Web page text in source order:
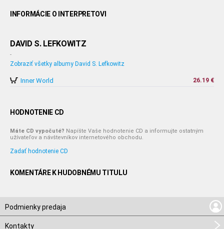
INFORMÁCIE O INTERPRETOVI
DAVID S. LEFKOWITZ
-
Zobraziť všetky albumy David S. Lefkowitz
Inner World 26.19 €
HODNOTENIE CD
Máte CD vypočuté? Napíšte Vaše hodnotenie CD a informujte ostatným
užívateľov a návštevníkov internetového obchodu.
Zadať hodnotenie CD
KOMENTÁRE K HUDOBNÉMU TITULU
Podmienky predaja
Kontakty